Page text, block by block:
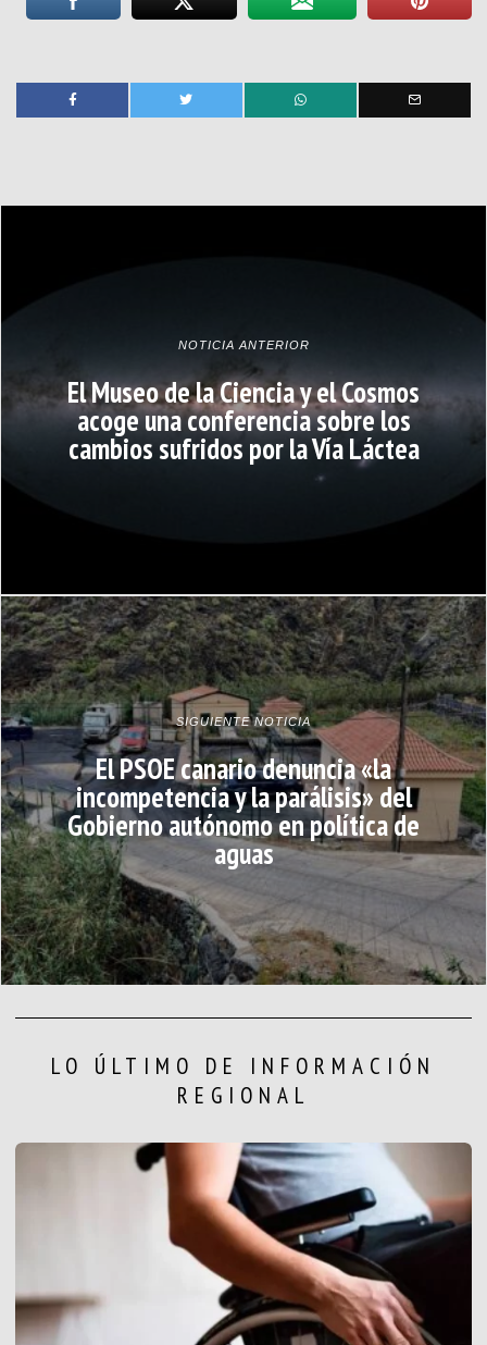
NOTICIA ANTERIOR
El Museo de la Ciencia y el Cosmos
acoge una conferencia sobre los
cambios sufridos por la Vía Láctea
SIGUIENTE NOTICIA
El PSOE canario denuncia «la
incompetencia y la parálisis» del
Gobierno autónomo en política de
aguas
LO ÚLTIMO DE INFORMACIÓN
REGIONAL